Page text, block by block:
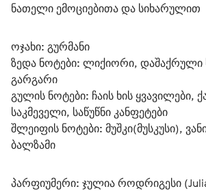
ნათელი ემოციებითა და სიხარულით
ოჯახი: გურმანი
ზედა ნოტები: ლიქიორი, დაშაქრული
გარგარი
გულის ნოტები: ჩაის ხის ყვავილები,
საკმეველი, საწუწნი კანფეტები
შლეიფის ნოტები: მუშკი(მუსკუსი),
ბალზამი
პარფიუმერი: ჯულია როდრიგესი